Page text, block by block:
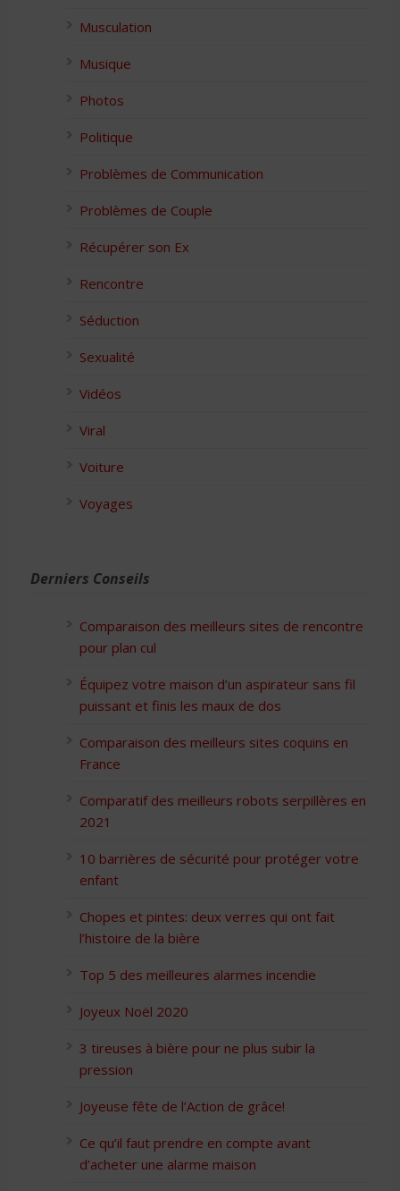
Musculation
Musique
Photos
Politique
Problèmes de Communication
Problèmes de Couple
Récupérer son Ex
Rencontre
Séduction
Sexualité
Vidéos
Viral
Voiture
Voyages
Derniers Conseils
Comparaison des meilleurs sites de rencontre
pour plan cul
Équipez votre maison d’un aspirateur sans fil
puissant et finis les maux de dos
Comparaison des meilleurs sites coquins en
France
Comparatif des meilleurs robots serpillères en
2021
10 barrières de sécurité pour protéger votre
enfant
Chopes et pintes: deux verres qui ont fait
l’histoire de la bière
Top 5 des meilleures alarmes incendie
Joyeux Noël 2020
3 tireuses à bière pour ne plus subir la
pression
Joyeuse fête de l’Action de grâce!
Ce qu’il faut prendre en compte avant
d’acheter une alarme maison